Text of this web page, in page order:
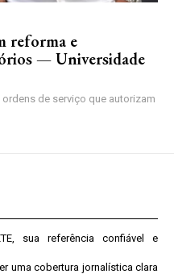
reforma e
— Universidade
de serviço que autorizam
sua referência confiável e
uma cobertura jornalística clara